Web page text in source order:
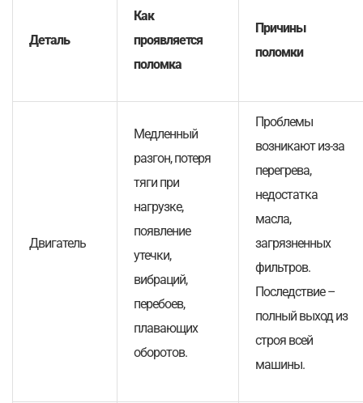
Деталь
Как
проявляется
поломка
Причины
поломки
Двигатель
Медленный
разгон, потеря
тяги при
нагрузке,
появление
утечки,
вибраций,
перебоев,
плавающих
оборотов.
Проблемы
возникают из-за
перегрева,
недостатка
масла,
загрязненных
фильтров.
Последствие –
полный выход из
строя всей
машины.